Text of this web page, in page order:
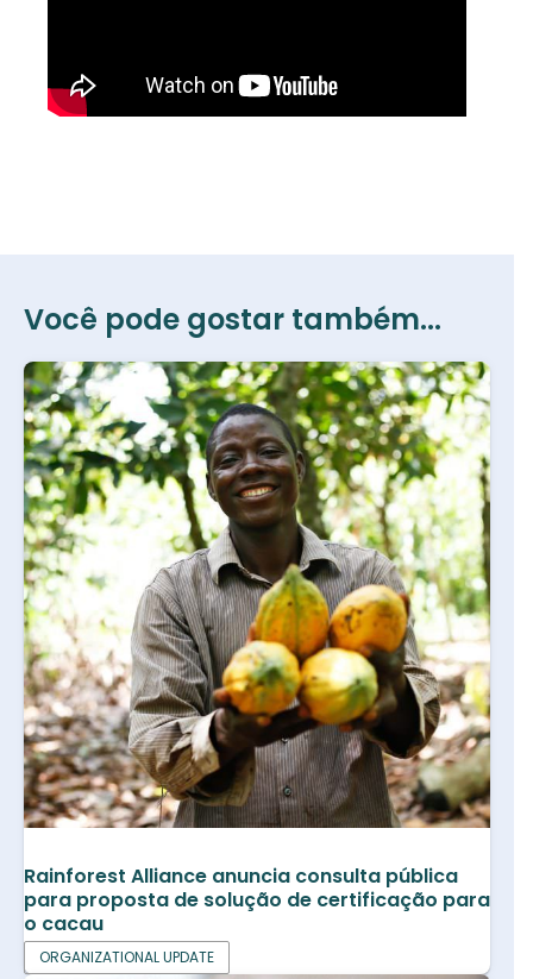
Você pode gostar também...
Rainforest Alliance anuncia consulta pública
para proposta de solução de certificação para
o cacau
ORGANIZATIONAL UPDATE